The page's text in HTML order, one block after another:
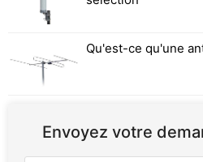
Qu'est-ce qu'une
Envoyez votre